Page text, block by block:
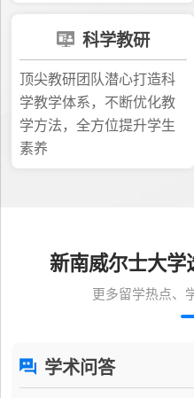
科学教研
顶尖教研团队潜心打造科
学教学体系，不断优化教
学方法，全方位提升学生
素养
新南威尔士大学
更多留学热点、
学术问答